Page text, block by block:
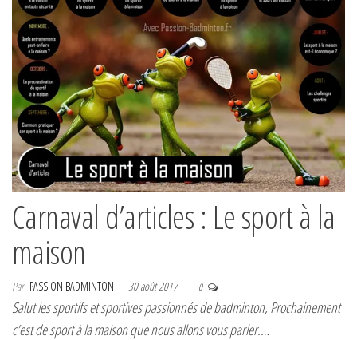
Carnaval d’articles : Le sport à la
maison
Par PASSION BADMINTON 30 août 2017 0
Salut les sportifs et sportives passionnés de badminton, Prochainement
c’est de sport à la maison que nous allons vous parler.…